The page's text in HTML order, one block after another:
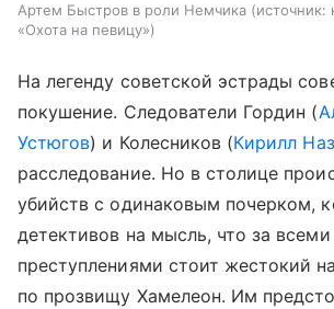
Артем Быстров в роли Немчика источник:
«Охота на певицу»
На легенду советской эстрады
покушение. Следователи Гордин (
Устюгов) и Колесников (Кирилл
расследование. Но в столице
убийств с одинаковым почерком,
детективов на мысль, что за всеми
преступлениями стоит жестокий
по прозвищу Хамелеон. Им